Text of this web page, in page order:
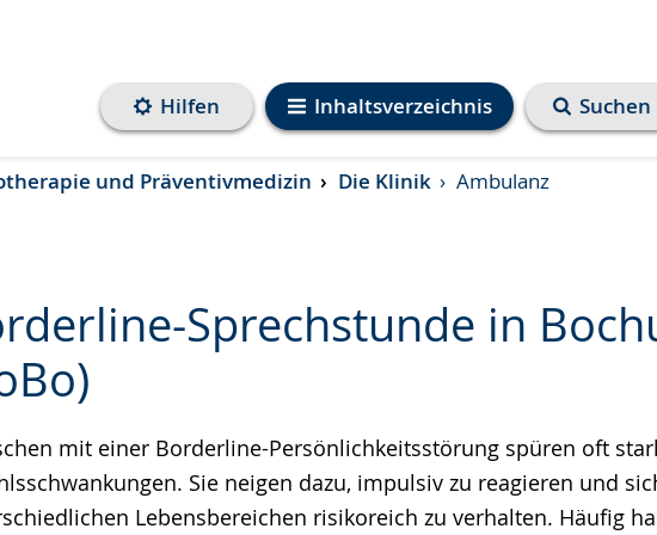
Inhaltsverzeichnis
Hilfen Suchen
und Präventivmedizin Die Klinik Ambulanz
Sprechstunde in
mit einer Borderline-Persönlichkeitsstörung spüren oft
Sie neigen dazu, impulsiv zu reagieren und
Lebensbereichen risikoreich zu verhalten. Häufig